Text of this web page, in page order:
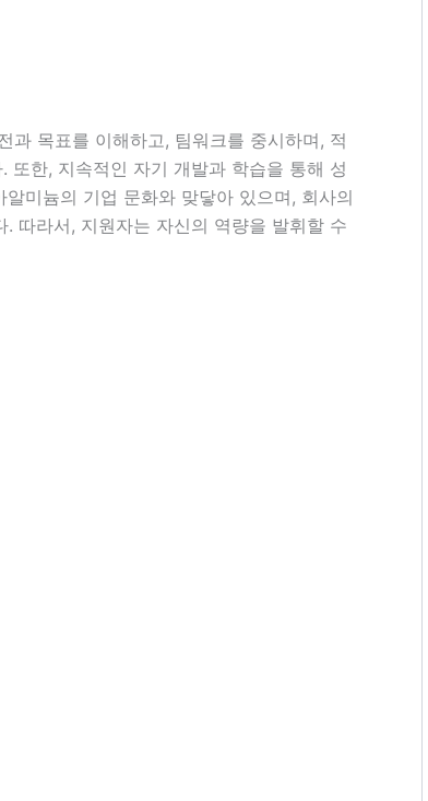
과 목표를 이해하고, 팀워크를 중시하며, 적
또한, 지속적인 자기 개발과 학습을 통해 성
미늄의 기업 문화와 맞닿아 있으며, 회사의
따라서, 지원자는 자신의 역량을 발휘할 수